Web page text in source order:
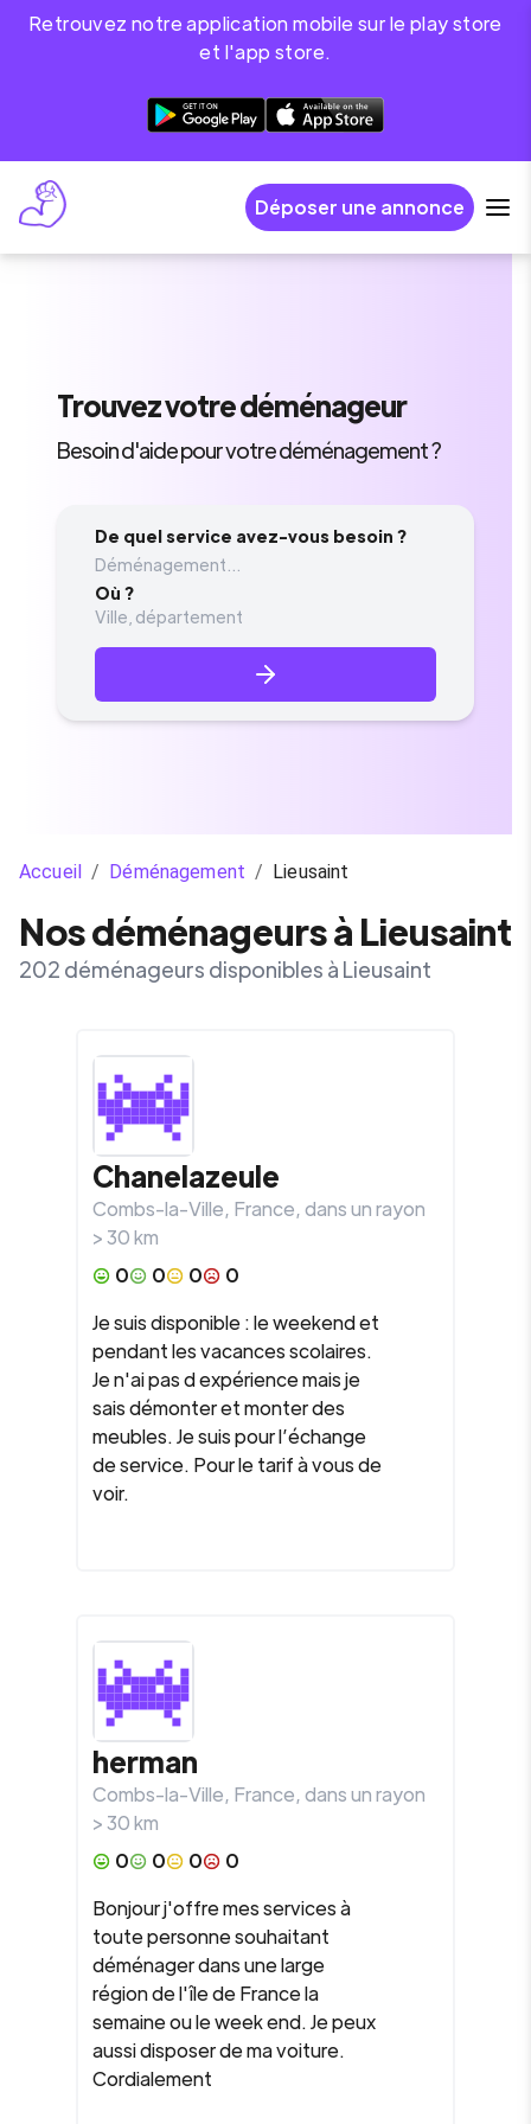
Retrouvez notre application mobile sur le play store
et l'app store.
Déposer une annonce
Trouvezvotre déménageur
Besoin d'aide pour votre déménagement ?
De quel service avez-vous besoin ?
Déménagement...
Où ?
Accueil / Déménagement / Lieusaint
Nos déménageurs à Lieusaint
202 déménageurs disponibles à Lieusaint
Chanelazeule
Combs-la-Ville, France, dans un rayon
>30km
0
0 0
0
Je suis disponible : le weekend et
pendant les vacances scolaires.
Je n'ai pas d expérience mais je
sais démonter et monter des
meubles. Je suis pour l’échange
de service. Pour le tarif à vous de
voir.
herman
Combs-la-Ville, France, dans un rayon
>30km
0
0 0
0
Bonjour j'offre mes services à
toute personne souhaitant
déménager dans une large
région de l'île de France la
semaine ou le week end. Je peux
aussi disposer de ma voiture.
Cordialement